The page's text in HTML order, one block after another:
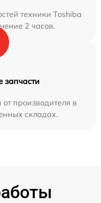
техники Toshiba
2 часов.
запчасти
производителя в
складах.